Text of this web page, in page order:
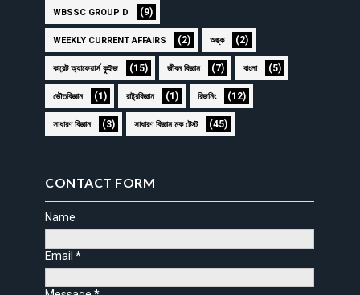
WBSSC GROUP D (9)
WEEKLY CURRENT AFFAIRS (2) অঙ্ক (2)
কারেন্ট অ্যাফেয়ার্স কুইজ (15) জীবন বিজ্ঞান (7) বাংলা (5)
ভৌতবিজ্ঞান (1) রাষ্ট্রবিজ্ঞান (1) রিজনিং (12)
সাধারণ বিজ্ঞান (3) সাধারণ বিজ্ঞান মক টেস্ট (45)
CONTACT FORM
Name
Email*